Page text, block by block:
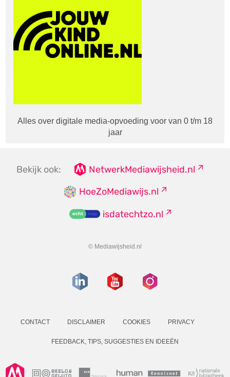
Alles over digitale media-opvoeding voor van 0 t/m 18
jaar
Bekijk ook:
NetwerkMediawijsheid.nl
HoeZoMediawijs.nl
isdatechtzo.nl
© Mediawijsheid.nl
CONTACT DISCLAIMER COOKIES PRIVACY
FEEDBACK, TIPS, SUGGESTIES EN IDEEËN